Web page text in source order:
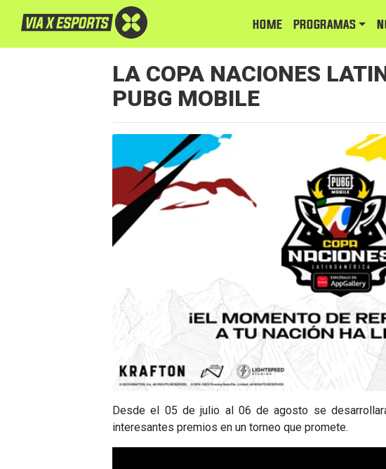
HOME PROGRAMAS
LA COPA NACIONES
PUBG MOBILE
Desde el 05 de julio al 06 de agosto se
interesantes premios en un torneo que promete.